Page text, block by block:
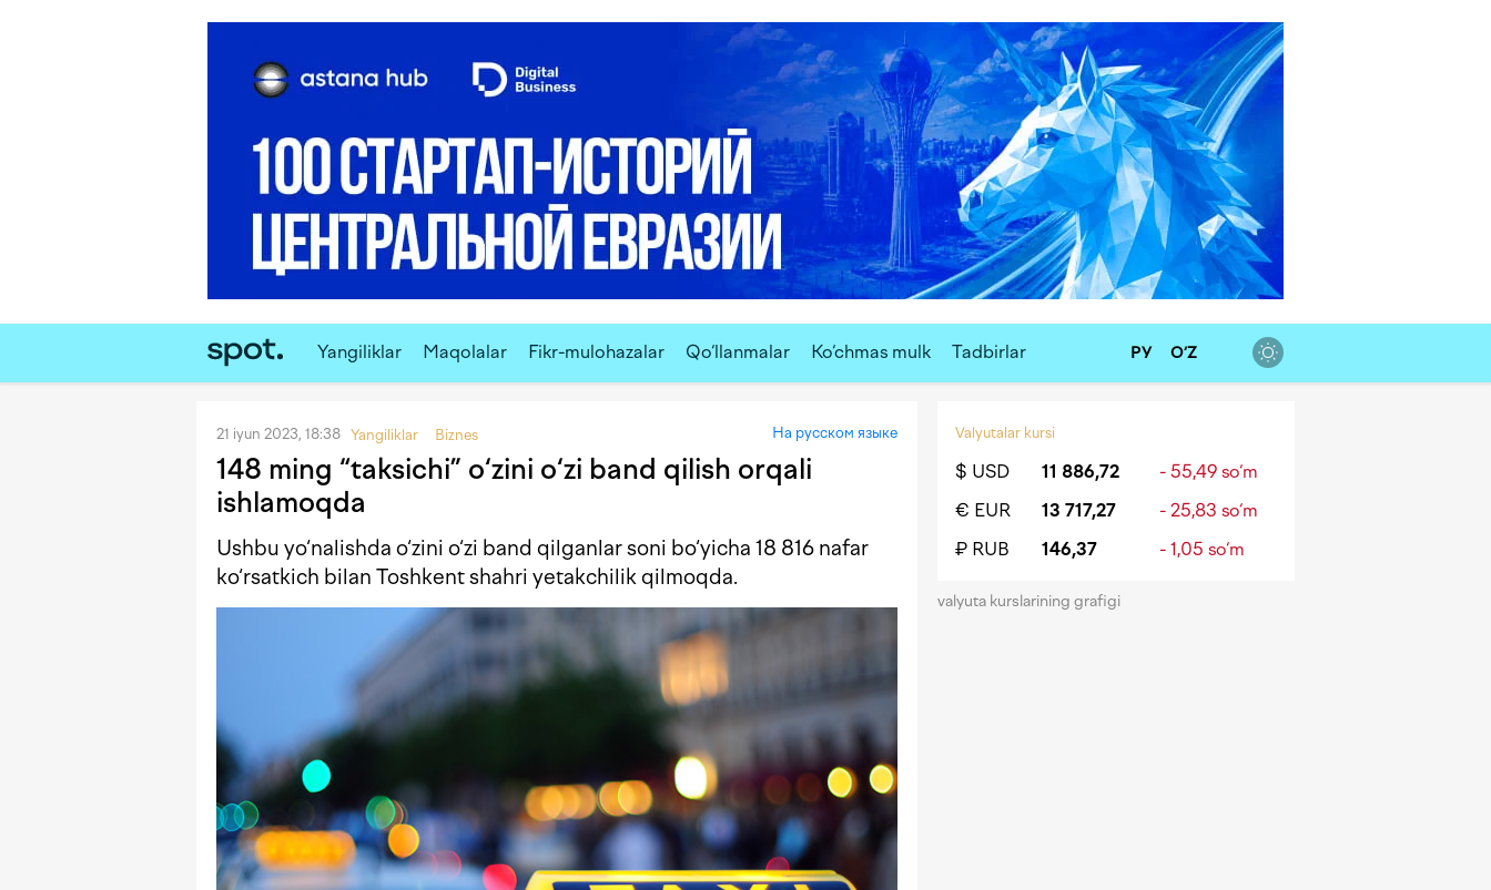
Yangiliklar Maqolalar Fikr-mulohazalar Qo‘llanmalar Ko‘chmas mulk Tadbirlar РУ O‘Z
21 iyun 2023, 18:38 Yangiliklar Biznes На русском языке
148 ming “taksichi” o‘zini o‘zi band qilish orqali
ishlamoqda
Ushbu yo‘nalishda o‘zini o‘zi band qilganlar soni bo‘yicha 18 816 nafar
ko‘rsatkich bilan Toshkent shahri yetakchilik qilmoqda.
Valyutalar kursi
$ USD 11 886,72
- 55,49 so‘m
€ EUR
13 717,27
- 25,83 so‘m
₽ RUB
146,37 - 1,05 so‘m
valyuta kurslarining grafigi